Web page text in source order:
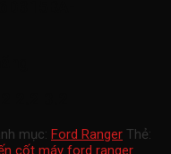
mục: Ford Ranger Thẻ:
cốt máy ford ranger